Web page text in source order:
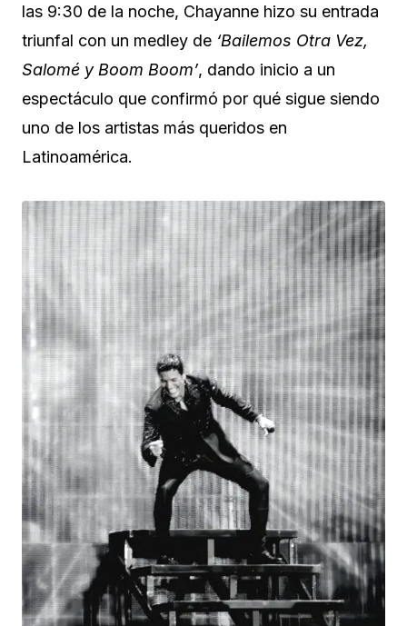
las 9:30 de la noche, Chayanne hizo su entrada
triunfal con un medley de ‘Bailemos Otra Vez,
Salomé y Boom Boom’, dando inicio a un
espectáculo que confirmó por qué sigue siendo
uno de los artistas más queridos en
Latinoamérica.